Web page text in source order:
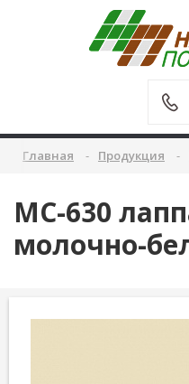
Главная Продукция
MC-630
молочно-